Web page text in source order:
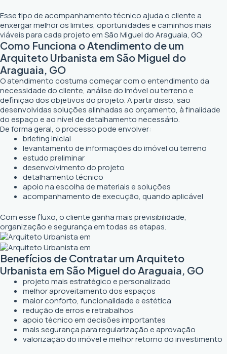
Esse tipo de acompanhamento técnico ajuda o cliente a
enxergar melhor os limites, oportunidades e caminhos mais
viáveis para cada projeto em São Miguel do Araguaia, GO.
Como Funciona o Atendimento de um
Arquiteto Urbanista em São Miguel do
Araguaia, GO
O atendimento costuma começar com o entendimento da
necessidade do cliente, análise do imóvel ou terreno e
definição dos objetivos do projeto. A partir disso, são
desenvolvidas soluções alinhadas ao orçamento, à finalidade
do espaço e ao nível de detalhamento necessário.
De forma geral, o processo pode envolver:
briefing inicial
levantamento de informações do imóvel ou terreno
estudo preliminar
desenvolvimento do projeto
detalhamento técnico
apoio na escolha de materiais e soluções
acompanhamento de execução, quando aplicável
Com esse fluxo, o cliente ganha mais previsibilidade,
organização e segurança em todas as etapas.
Benefícios de Contratar um Arquiteto
Urbanista em São Miguel do Araguaia, GO
projeto mais estratégico e personalizado
melhor aproveitamento dos espaços
maior conforto, funcionalidade e estética
redução de erros e retrabalhos
apoio técnico em decisões importantes
mais segurança para regularização e aprovação
valorização do imóvel e melhor retorno do investimento